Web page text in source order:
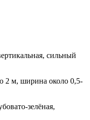
сильный
2 м, ширина около 0,5-
зелёная,